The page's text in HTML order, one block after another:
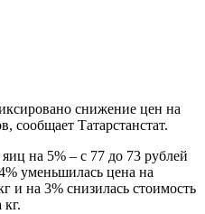
снижение цен на
сообщает Татарстанстат.
на 5% – с 77 до 73 рублей
уменьшилась цена на
и на 3% снизилась стоимость